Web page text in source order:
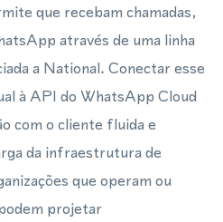
que recebam chamadas,
através de uma linha
a National. Conectar esse
à API do WhatsApp Cloud
com o cliente fluida e
da infraestrutura de
que operam ou
projetar